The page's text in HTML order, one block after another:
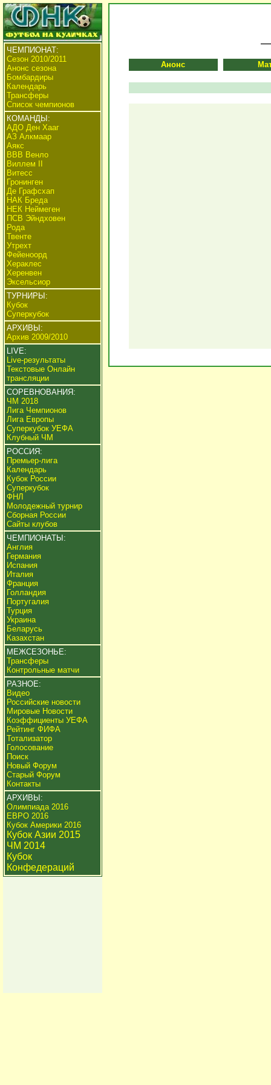
ЧЕМПИОНАТ:
Сезон 2010/2011
Анонс сезона
Бомбардиры
Календарь
Трансферы
Список чемпионов
КОМАНДЫ:
АДО Ден Хааг
АЗ Алкмаар
Аякс
ВВВ Венло
Виллем II
Витесс
Гронинген
Де Графсхап
НАК Бреда
НЕК Неймеген
ПСВ Эйндховен
Рода
Твенте
Утрехт
Фейеноорд
Хераклес
Херенвен
Эксельсиор
ТУРНИРЫ:
Кубок
Суперкубок
АРХИВЫ:
Архив 2009/2010
LIVE:
Live-результаты
Текстовые Онлайн
трансляции
СОРЕВНОВАНИЯ:
ЧМ 2018
Лига Чемпионов
Лига Европы
Суперкубок УЕФА
Клубный ЧМ
РОССИЯ:
Премьер-лига
Календарь
Кубок России
Суперкубок
ФНЛ
Молодежный турнир
Сборная России
Сайты клубов
ЧЕМПИОНАТЫ:
Англия
Германия
Испания
Италия
Франция
Голландия
Португалия
Турция
Украина
Беларусь
Казахстан
МЕЖСЕЗОНЬЕ:
Трансферы
Контрольные матчи
РАЗНОЕ:
Видео
Российские новости
Мировые Новости
Коэффициенты УЕФА
Рейтинг ФИФА
Тотализатор
Голосование
Поиск
Новый Форум
Старый Форум
Контакты
АРХИВЫ:
Олимпиада 2016
ЕВРО 2016
Кубок Америки 2016
Кубок Азии 2015
ЧМ 2014
Кубок
Конфедераций
Анонс